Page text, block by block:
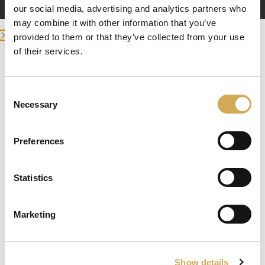
our social media, advertising and analytics partners who
may combine it with other information that you’ve
provided to them or that they’ve collected from your use
of their services.
Selection
Necessary
Preferences
Statistics
Marketing
Show details
voor dat die goed geïsoleerd is. Isoleer ook de
slangen die buiten het bad lopen.
Select your country/region and we will
show you the items being sent to you.